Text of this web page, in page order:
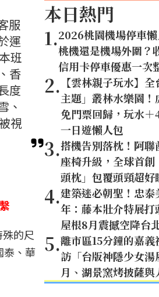
服
運
班
香
度
、
視
的尺
泰、華
本日熱門
1.2026桃園機場停車
桃機還是機場外圍？
信用卡停車優惠一次
2. 【雲林親子玩水】
主題」叢林水樂園
免門票回歸，玩水
一日遊懶人包
3.搭機告別落枕！阿聯
座椅升級，全球首
頭枕」包覆頭頸超好
4.建築迷必朝聖！忠泰
年：藤本壯介特展打
屋根8月震撼空降台
5.離市區15分鐘的嘉
訪「台版神隱少女湯
月、湖景窯烤披薩